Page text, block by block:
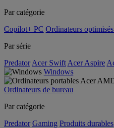
Par catégorie
Copilot+ PC Ordinateurs
Par série
Predator Acer Swift Acer Aspire
Windows
Ordinateurs de bureau
Par catégorie
Predator Gaming Produits durables